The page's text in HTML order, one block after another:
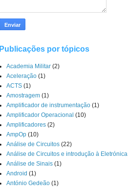
Publicações por tópicos
Academia Militar (2)
Aceleração (1)
ACTS (1)
Amostragem (1)
Amplificador de instrumentação (1)
Amplificador Operacional (10)
Amplificadores (2)
AmpOp (10)
Análise de Circuitos (22)
Análise de Circuitos e introdução à Eletrónica
Análise de Sinais (1)
Android (1)
António Gedeão (1)